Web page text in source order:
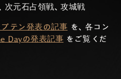
次元石占領戦、攻城戦
プテン発表の記事 を、各コン
Dayの発表記事をご覧くだ